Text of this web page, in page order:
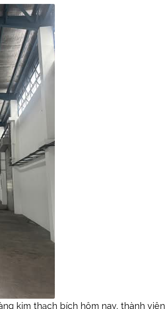
kim thạch bích hôm nay, thành